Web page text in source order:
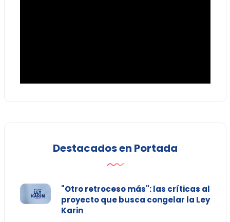
Destacados en Portada
"Otro retroceso más": las críticas al
proyecto que busca congelar la Ley
Karin